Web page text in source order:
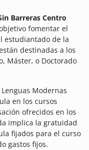
Barreras Centro
fomentar el
estudiantado de la
destinadas a los
Máster, o Doctorado
Modernas
en los cursos
ofrecidos en los
implica la gratuidad
fijados para el curso
gastos fijos.